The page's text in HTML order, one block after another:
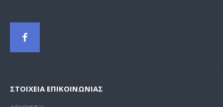
ΣΤΟΙΧΕΊΑ ΕΠΙΚΟΙΝΩΝΊΑΣ